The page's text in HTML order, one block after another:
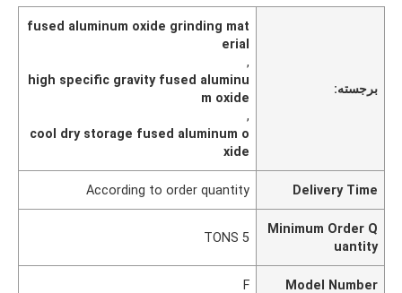
برجسته:
fused aluminum oxide grinding mat
erial
,
high specific gravity fused aluminu
m oxide
,
cool dry storage fused aluminum o
xide
Delivery Time
According to order quantity
Minimum Order Q
uantity
5 TONS
Model Number
F